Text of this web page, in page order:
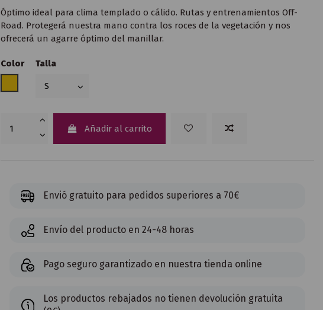
Óptimo ideal para clima templado o cálido. Rutas y entrenamientos Off-
Road. Protegerá nuestra mano contra los roces de la vegetación y nos
ofrecerá un agarre óptimo del manillar.
Color
Talla
Añadir al carrito
Envió gratuito para pedidos superiores a 70€
Envío del producto en 24-48 horas
Pago seguro garantizado en nuestra tienda online
Los productos rebajados no tienen devolución gratuita